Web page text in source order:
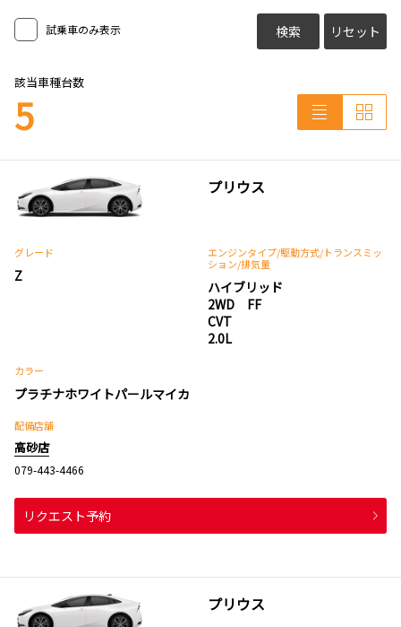
試乗車のみ表示 検索 リセット
該当車種台数
5
プリウス
グレード
Z
エンジンタイプ/駆動方式/トランスミッ
ション/排気量
ハイブリッド
2WD FF
CVT
2.0L
カラー
プラチナホワイトパールマイカ
配備店舗
高砂店
079-443-4466
リクエスト予約
プリウス